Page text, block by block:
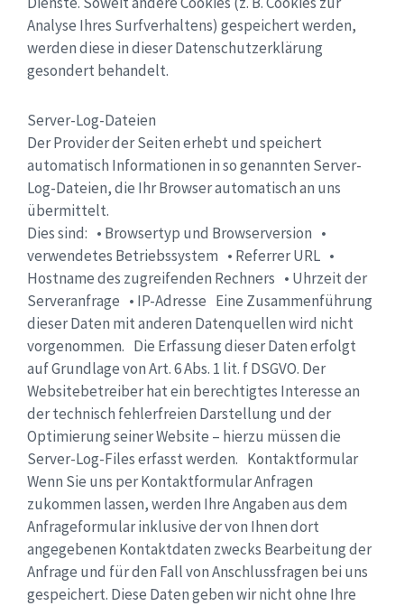
Analyse Ihres Surfverhaltens) gespeichert werden,
werden diese in dieser Datenschutzerklärung
gesondert behandelt.
Server-Log-Dateien
Der Provider der Seiten erhebt und speichert
automatisch Informationen in so genannten Server-
Log-Dateien, die Ihr Browser automatisch an uns
übermittelt.
Dies sind: • Browsertyp und Browserversion •
verwendetes Betriebssystem • Referrer URL •
Hostname des zugreifenden Rechners • Uhrzeit der
Serveranfrage • IP-Adresse Eine Zusammenführung
dieser Daten mit anderen Datenquellen wird nicht
vorgenommen. Die Erfassung dieser Daten erfolgt
auf Grundlage von Art. 6 Abs. 1 lit. f DSGVO. Der
Websitebetreiber hat ein berechtigtes Interesse an
der technisch fehlerfreien Darstellung und der
Optimierung seiner Website – hierzu müssen die
Server-Log-Files erfasst werden. Kontaktformular
Wenn Sie uns per Kontaktformular Anfragen
zukommen lassen, werden Ihre Angaben aus dem
Anfrageformular inklusive der von Ihnen dort
angegebenen Kontaktdaten zwecks Bearbeitung der
Anfrage und für den Fall von Anschlussfragen bei uns
gespeichert. Diese Daten geben wir nicht ohne Ihre